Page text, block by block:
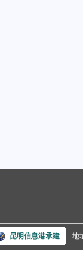
昆明信息港承建 地